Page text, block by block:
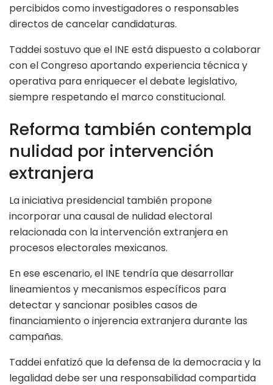
percibidos como investigadores o responsables
directos de cancelar candidaturas.
Taddei sostuvo que el INE está dispuesto a colaborar
con el Congreso aportando experiencia técnica y
operativa para enriquecer el debate legislativo,
siempre respetando el marco constitucional.
Reforma también contempla
nulidad por intervención
extranjera
La iniciativa presidencial también propone
incorporar una causal de nulidad electoral
relacionada con la intervención extranjera en
procesos electorales mexicanos.
En ese escenario, el INE tendría que desarrollar
lineamientos y mecanismos específicos para
detectar y sancionar posibles casos de
financiamiento o injerencia extranjera durante las
campañas.
Taddei enfatizó que la defensa de la democracia y la
legalidad debe ser una responsabilidad compartida